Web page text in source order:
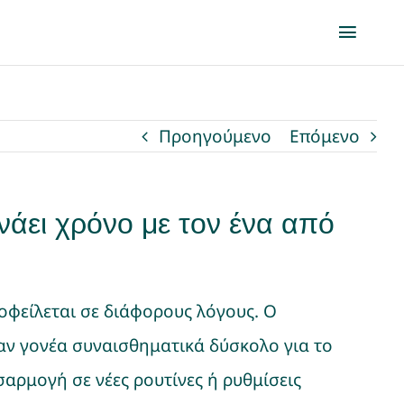
Toggle
Προηγούμενο Επόμενο
χρόνο με τον ένα από
σε διάφορους λόγους. Ο
γονέα συναισθηματικά δύσκολο για το
σε νέες ρουτίνες ή ρυθμίσεις